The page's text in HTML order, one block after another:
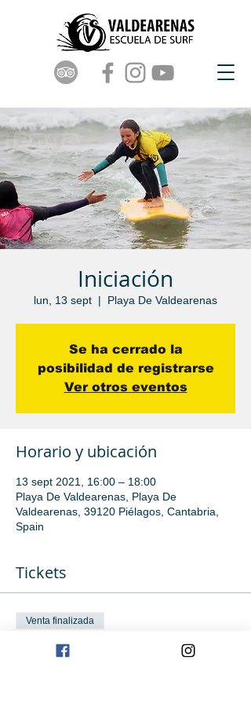
Iniciación
lun, 13 sept
  |
Playa De Valdearenas
Se ha cerrado la
posibilidad de registrarse
Ver otros eventos
Horario y ubicación
13 sept 2021, 16:00 – 18:00
Playa De Valdearenas, Playa De
Valdearenas, 39120 Piélagos, Cantabria,
Spain
Tickets
Venta finalizada
Tipo de entrada